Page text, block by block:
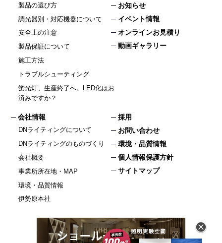
製品の選び方
調光器別・対応機器について
安全上の注意
製品保証について
施工方法
トラブルシューティング
蛍光灯、生産終了へ。LED化はお
済みですか？
お知らせ
イベント情報
オンラインお見積り
動画ギャラリー
会社情報
DNライティングについて
DNライティングのものづくり
会社概要
事業所所在地・MAP
環境・品質情報
伊勢原本社
採用
お問い合わせ
環境・品質情報
個人情報保護方針
サイトマップ